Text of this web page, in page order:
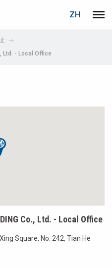
ZH
菜单
Ltd. - Local Office
Co., Ltd. - Local Office
Square, No. 242, Tian He